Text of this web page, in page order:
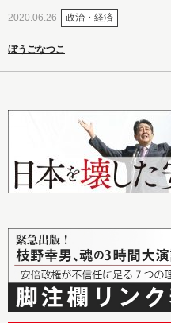
2020.06.26 政治・経済
ぼうごなつこ